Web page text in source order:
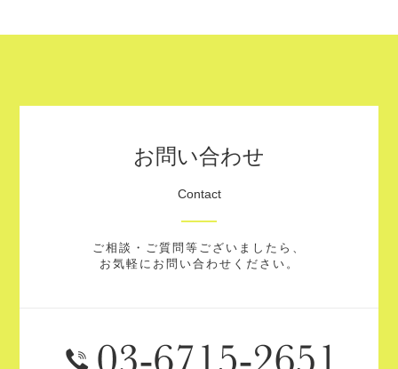
お問い合わせ
Contact
ご相談・ご質問等ございましたら、
お気軽にお問い合わせください。